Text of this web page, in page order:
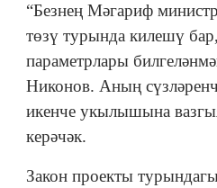
“Безнең Мәгариф
төзү турында килешү
параметрлары
Никонов. Аның
икенче укылышына
керәчәк.
Закон проекты